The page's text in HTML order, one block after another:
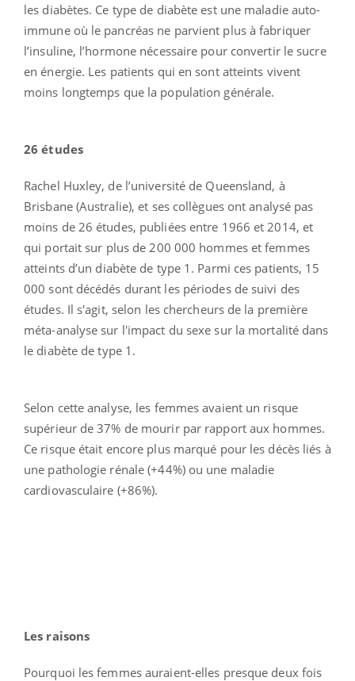
les diabètes. Ce type de diabète est une maladie auto-
immune où le pancréas ne parvient plus à fabriquer
l’insuline, l’hormone nécessaire pour convertir le sucre
en énergie. Les patients qui en sont atteints vivent
moins longtemps que la population générale.
26 études
Rachel Huxley, de l’université de Queensland, à
Brisbane (Australie), et ses collègues ont analysé pas
moins de 26 études, publiées entre 1966 et 2014, et
qui portait sur plus de 200 000 hommes et femmes
atteints d’un diabète de type 1. Parmi ces patients, 15
000 sont décédés durant les périodes de suivi des
études. Il s'agit, selon les chercheurs de la première
méta-analyse sur l'impact du sexe sur la mortalité dans
le diabète de type 1.
Selon cette analyse, les femmes avaient un risque
supérieur de 37% de mourir par rapport aux hommes.
Ce risque était encore plus marqué pour les décès liés à
une pathologie rénale (+44%) ou une maladie
cardiovasculaire (+86%).
Les raisons
Pourquoi les femmes auraient-elles presque deux fois